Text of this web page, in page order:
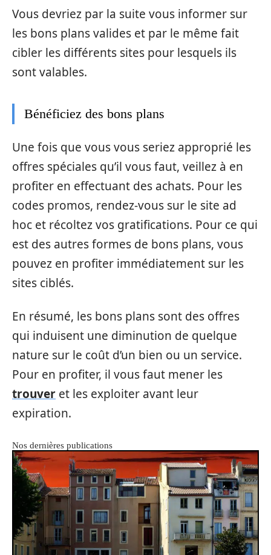
Vous devriez par la suite vous informer sur
les bons plans valides et par le même fait
cibler les différents sites pour lesquels ils
sont valables.
Bénéficiez des bons plans
Une fois que vous vous seriez approprié les
offres spéciales qu’il vous faut, veillez à en
profiter en effectuant des achats. Pour les
codes promos, rendez-vous sur le site ad
hoc et récoltez vos gratifications. Pour ce qui
est des autres formes de bons plans, vous
pouvez en profiter immédiatement sur les
sites ciblés.
En résumé, les bons plans sont des offres
qui induisent une diminution de quelque
nature sur le coût d’un bien ou un service.
Pour en profiter, il vous faut mener les
trouver et les exploiter avant leur
expiration.
Nos dernières publications